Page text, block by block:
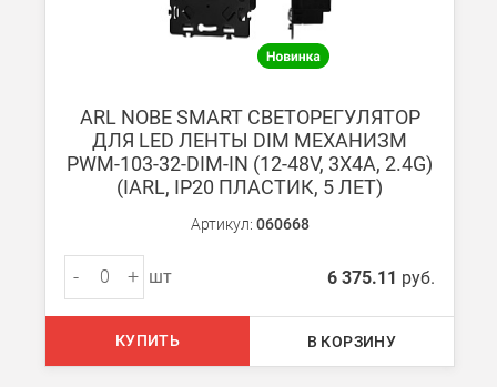
После получения оплаты счета с Вами свяжется менеджер
Доставка:
В Москве (внутри МКАД)
БЕСПЛАТНАЯ доставка при сумме заказа от 7000 руб.
ARL NOBE SMART СВЕТОРЕГУЛЯТОР
ДЛЯ LED ЛЕНТЫ DIM МЕХАНИЗМ
PWM-103-32-DIM-IN (12-48V, 3Х4A, 2.4G)
(IARL, IP20 ПЛАСТИК, 5 ЛЕТ)
Артикул: 060668
- + шт 6 375.11 руб.
КУПИТЬ В КОРЗИНУ